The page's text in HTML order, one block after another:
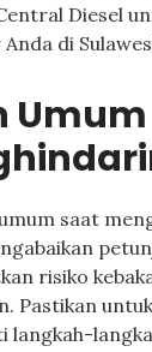
Diesel
di
saat
risiko
Pastikan
langkah-